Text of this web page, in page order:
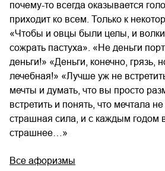
почему-то всегда оказывается
приходит ко всем. Только к
«Чтобы и овцы были целы, и
сожрать пастуха». «Не деньги
деньги!» «Деньги, конечно, грязь,
лечебная!» «Лучше уж не
мечты и думать, что вы просто
встретить и понять, что мечтала
страшная сила, и с каждым годом
страшнее…»
Все афоризмы